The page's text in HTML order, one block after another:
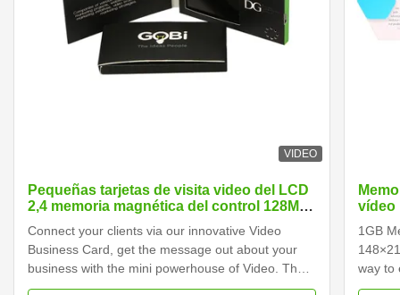
VIDEO
Pequeñas tarjetas de visita video del LCD
2,4 memoria magnética del control 128MB-
Connect your clients via our innovative Video
Business Card, get the message out about your
business with the mini powerhouse of Video. The
video business cards integrate a 2.4-inch screen
vídeo
1GB
way to